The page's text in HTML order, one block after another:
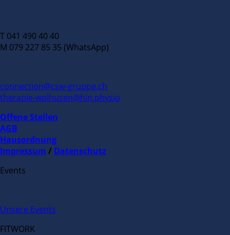
T 041 490 40 40
M 079 227 85 35 (WhatsApp)
connection@csw-gruppe.ch
therapie-wolhusen@hin.physio
Offene Stellen
AGB
Hausordnung
Impressum / Datenschutz
Events
Unsere Events
FITWORK